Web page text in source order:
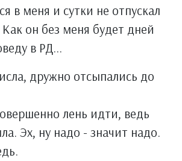
в меня и сутки не отпускал
он без меня будет дней
в РД...
дружно отсыпались до
лень идти, ведь
Эх, ну надо - значит надо.